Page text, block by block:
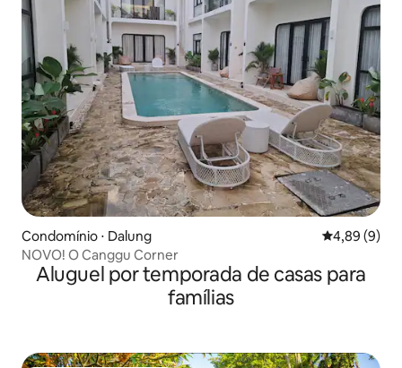
Condomínio ⋅ Dalung 4,89 de uma
4,89 (9)
NOVO! O Canggu Corner
Aluguel por temporada de casas para
famílias